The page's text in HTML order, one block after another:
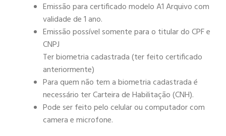
Emissão para certificado modelo A1 Arquivo com
validade de 1 ano.
Emissão possível somente para o titular do CPF e
CNPJ
Ter biometria cadastrada (ter feito certificado
anteriormente)
Para quem não tem a biometria cadastrada é
necessário ter Carteira de Habilitação (CNH).
Pode ser feito pelo celular ou computador com
camera e microfone.